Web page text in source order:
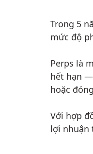
Trong 5
mức độ
Perps là
hết hạn
hoặc
Với hợp
lợi nhuận